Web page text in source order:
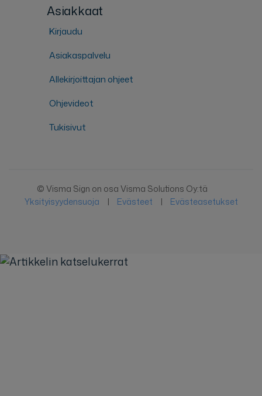
Asiakkaat
Kirjaudu
Asiakaspalvelu
Allekirjoittajan ohjeet
Ohjevideot
Tukisivut
© Visma Sign on osa Visma Solutions Oy:tä
Yksityisyydensuoja
| Evästeet | Evästeasetukset